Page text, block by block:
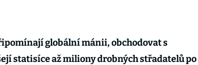
globální mánii, obchodovat s
statisíce až miliony drobných střadatelů po